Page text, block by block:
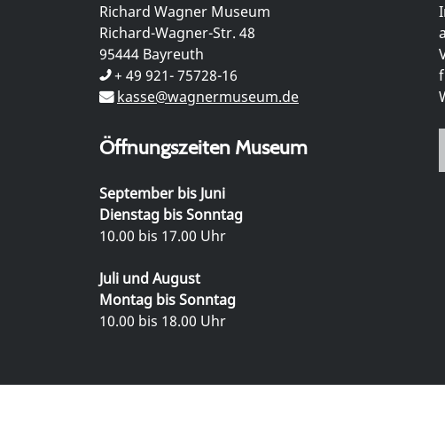
Richard Wagner Museum
Richard-Wagner-Str. 48
95444 Bayreuth
+ 49 921- 75728-16
kasse@wagnermuseum.de
Öffnungszeiten Museum
September bis Juni
Dienstag bis Sonntag
10.00 bis 17.00 Uhr
Juli und August
Montag bis Sonntag
10.00 bis 18.00 Uhr